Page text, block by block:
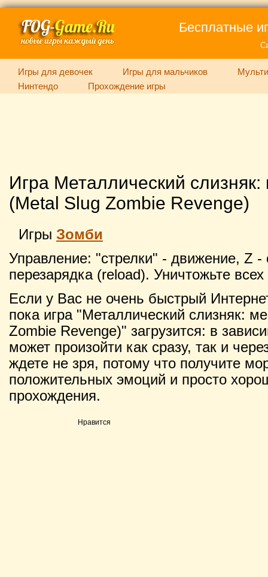
Бесплатные
Игры для девочек Игры для мальчиков
Нинтендо
Прохождение игры
Игра Металлический
(Metal Slug Zombie Revenge)
Игры Зомби
Управление: "стрелки" - движение, Z -
перезарядка (reload). Уничтожьте
Если у Вас не очень быстрый
пока игра "Металлический слизняк:
Zombie Revenge)" загрузится: в
может произойти как сразу, так и
ждете не зря, потому что получите
положительных эмоций и просто
прохождения.
Нравится